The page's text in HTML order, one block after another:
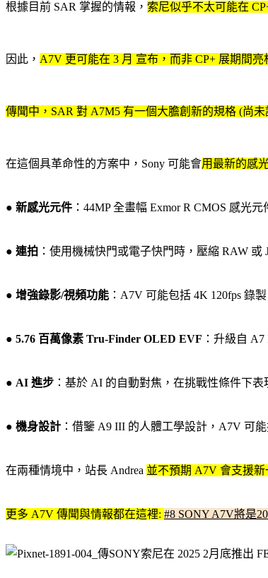
根據目前 SAR 掌握的情報， 索尼似乎不太可能在
因此， A7V 更可能在 3 月 宣布，而非 CP+ 展期間亮
傳聞中 ，SAR 對 A7M5 有一個大膽創新的規格 (尚未
在這個具革命性的方案中，Sony 可能會用最新的感
● 新感光元件 ：44MP 全畫幅 Exmor R CMOS 感光
● 連拍 ：使用機械快門或電子快門時，壓縮 RAW 或
● 增強錄影/視頻功能 ：A7V 可能包括 4K 120fps 錄
● 5.76 百萬像素 Tru-Finder OLED EVF ：升級自
● AI 進步 ：基於 AI 的自動對焦，在挑戰性條件下
● 機身設計 ：借鑒 A9 III 的人體工學設計，A7V 可
在兩種情境中，站長 Andrea 並不預期 A7V 會支援新
更多 A7V 傳聞與情報都在這裡: #8 SONY A7V將是